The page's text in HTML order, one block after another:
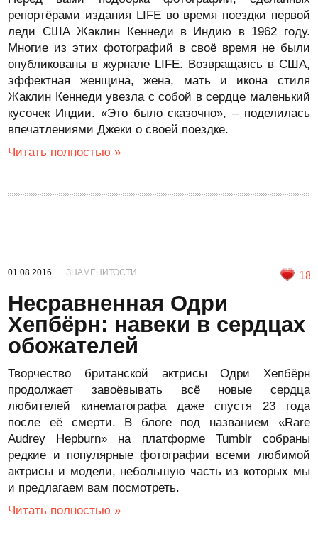
репортёрами издания LIFE во время поездки первой
леди США Жаклин Кеннеди в Индию в 1962 году.
Многие из этих фотографий в своё время не были
опубликованы в журнале LIFE. Возвращаясь в США,
эффектная женщина, жена, мать и икона стиля
Жаклин Кеннеди увезла с собой в сердце маленький
кусочек Индии. «Это было сказочно», – поделилась
впечатлениями Джеки о своей поездке.
Читать полностью »
01.08.2016 ЗНАМЕНИТОСТИ 18
Несравненная Одри
Хепбёрн: навеки в сердцах
обожателей
Творчество британской актрисы Одри Хепбёрн
продолжает завоёвывать всё новые сердца
любителей кинематографа даже спустя 23 года
после её смерти. В блоге под названием «Rare
Audrey Hepburn» на платформе Tumblr собраны
редкие и популярные фотографии всеми любимой
актрисы и модели, небольшую часть из которых мы
и предлагаем вам посмотреть.
Читать полностью »